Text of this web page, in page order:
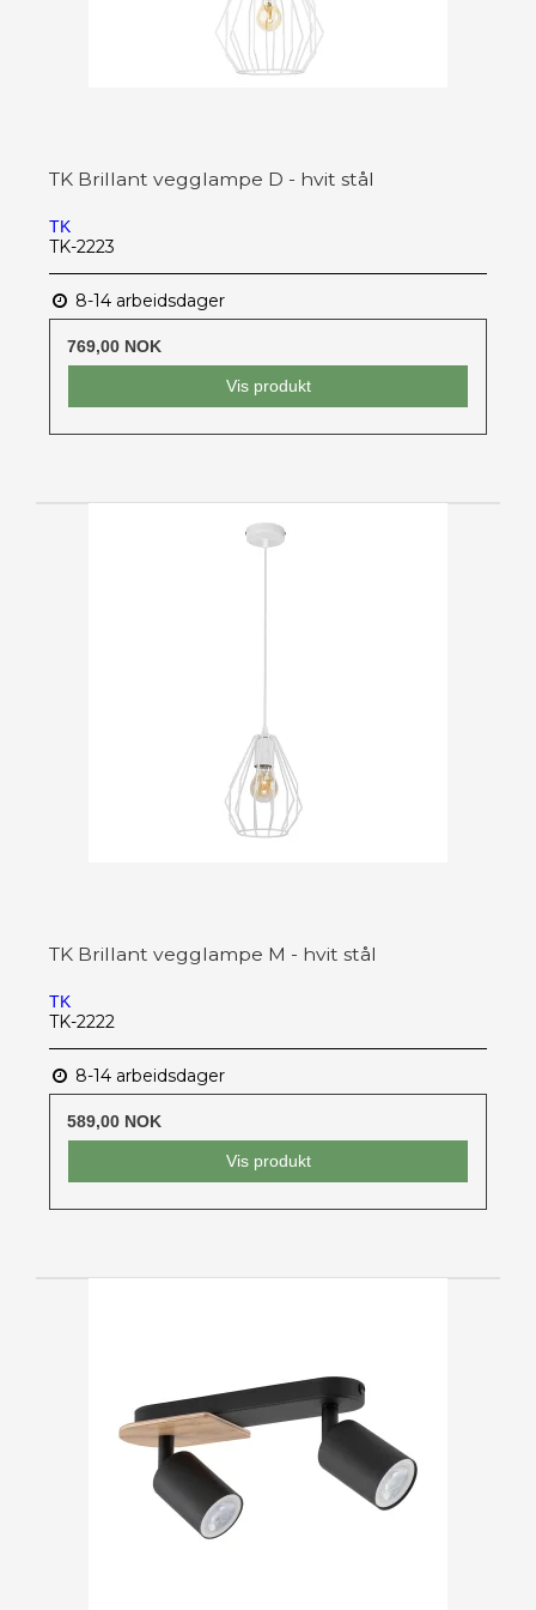
TK Brillant vegglampe D - hvit stål
TK
TK-2223
8-14 arbeidsdager
769,00 NOK
Vis produkt
TK Brillant vegglampe M - hvit stål
TK
TK-2222
8-14 arbeidsdager
589,00 NOK
Vis produkt